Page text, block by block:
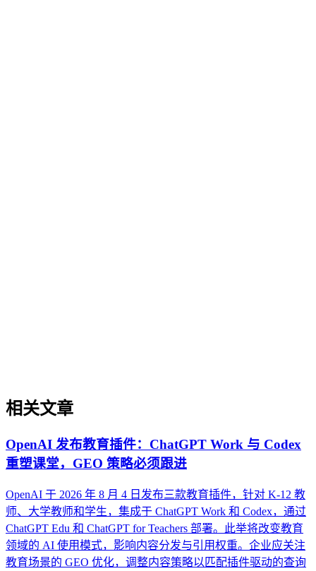
相关文章
OpenAI 发布教育插件：ChatGPT Work 与 Codex
重塑课堂，GEO 策略必须跟进
OpenAI 于 2026 年 8 月 4 日发布三款教育插件，针对 K-12 教
师、大学教师和学生，集成于 ChatGPT Work 和 Codex，通过
ChatGPT Edu 和 ChatGPT for Teachers 部署。此举将改变教育
领域的 AI 使用模式，影响内容分发与引用权重。企业应关注
教育场景的 GEO 优化，调整内容策略以匹配插件驱动的查询